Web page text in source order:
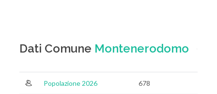
Dati Comune Montenerodomo
Popolazione 2026 678